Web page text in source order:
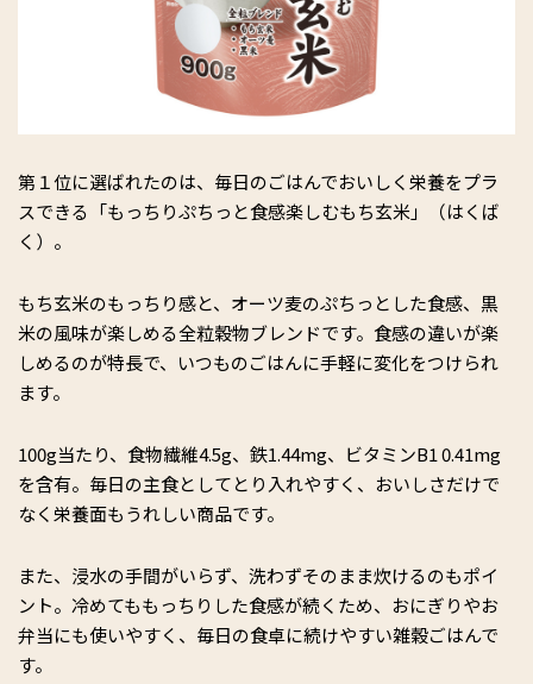
第１位に選ばれたのは、毎日のごはんでおいしく栄養をプラ
スできる「もっちりぷちっと食感楽しむもち玄米」（はくば
く）。
もち玄米のもっちり感と、オーツ麦のぷちっとした食感、黒
米の風味が楽しめる全粒穀物ブレンドです。食感の違いが楽
しめるのが特長で、いつものごはんに手軽に変化をつけられ
ます。
100g当たり、食物繊維4.5g、鉄1.44mg、ビタミンB1 0.41mg
を含有。毎日の主食としてとり入れやすく、おいしさだけで
なく栄養面もうれしい商品です。
また、浸水の手間がいらず、洗わずそのまま炊けるのもポイ
ント。冷めてももっちりした食感が続くため、おにぎりやお
弁当にも使いやすく、毎日の食卓に続けやすい雑穀ごはんで
す。